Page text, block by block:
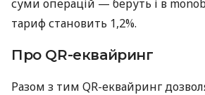
суми операцій — беруть і в
тариф становить 1,2%.
Про QR-еквайринг
Разом з тим QR-еквайринг